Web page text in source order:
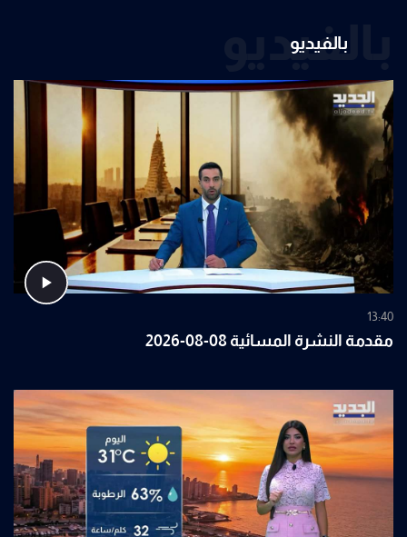
بالفيديو
بالفيديو
13:40
مقدمة النشرة المسائية 08-08-2026